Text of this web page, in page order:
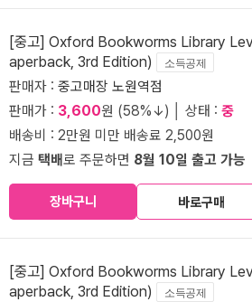
[중고] Oxford Bookworms Library
aperback, 3rd Edition)
소득공제
판매자 : 중고매장 노원역점
판매가 : 3,600원 (58%↓) │ 상태 : 중
배송비 : 2만원 미만 배송료 2,500원
지금 택배로 주문하면 8월 10일 출고 가능
장바구니 바로구매
[중고] Oxford Bookworms Library
aperback, 3rd Edition)
소득공제